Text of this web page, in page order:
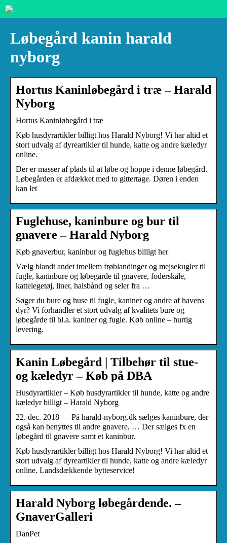
Løbegård kanin harald
nyborg
Hortus Kaninløbegård i træ – Harald
Nyborg
Hortus Kaninløbegård i træ
Køb husdyrartikler billigt hos Harald Nyborg! Vi har altid et
stort udvalg af dyreartikler til hunde, katte og andre kæledyr
online.
Der er masser af plads til at løbe og hoppe i denne løbegård.
Løbegården er afdækket med to gittertage. Døren i enden
kan let
Fuglehuse, kaninbure og bur til
gnavere – Harald Nyborg
Køb gnaverbur, kaninbur og fuglehus billigt her
Vælg blandt andet imellem frøblandinger og mejsekugler til
fugle, kaninbure og løbegårde til gnavere, foderskåle,
kattelegetøj, liner, halsbånd og seler fra …
Søger du bure og huse til fugle, kaniner og andre af havens
dyr? Vi forhandler et stort udvalg af kvalitets bure og
løbegårde til bl.a. kaniner og fugle. Køb online – hurtig
levering.
Kanin Løbegård | Tilbehør til stue-
og kæledyr – Køb på DBA
Husdyrartikler – Køb husdyrartikler til hunde, katte og andre
kæledyr billigt – Harald Nyborg
22. dec. 2018 — På harald-nyborg.dk sælges kaninbure, der
også kan benyttes til andre gnavere, … Der sælges fx en
løbegård til gnavere samt et kaninbur.
Køb husdyrartikler billigt hos Harald Nyborg! Vi har altid et
stort udvalg af dyreartikler til hunde, katte og andre kæledyr
online. Landsdækkende bytteservice!
Harald Nyborg løbegårdende. –
GnaverGalleri
DanPet